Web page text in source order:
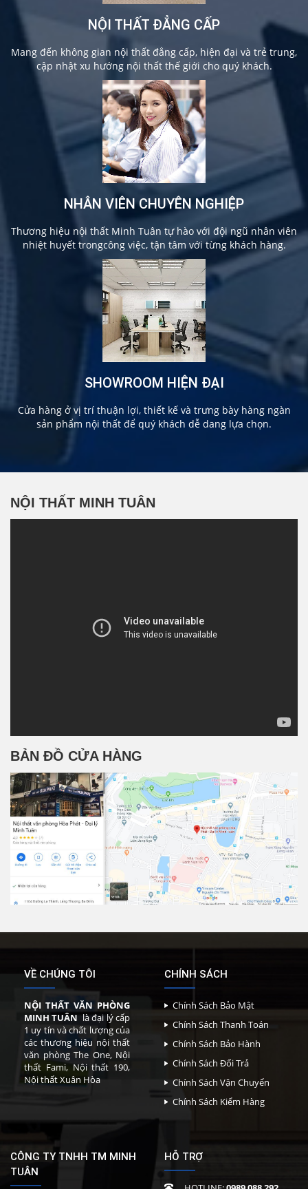
NỘI THẤT ĐẲNG CẤP
Mang đến không gian nội thất đẳng cấp, hiện đại và trẻ trung,
cập nhật xu hướng nội thất thế giới cho quý khách.
NHÂN VIÊN CHUYÊN NGHIỆP
Thương hiệu nội thất Minh Tuân tự hào với đội ngũ nhân viên
nhiệt huyết trongcông việc, tận tâm với từng khách hàng.
SHOWROOM HIỆN ĐẠI
Cửa hàng ở vị trí thuận lợi, thiết kế và trưng bày hàng ngàn
sản phẩm nội thất để quý khách dễ dang lựa chọn.
NỘI THẤT MINH TUÂN
BẢN ĐỒ CỬA HÀNG
VỀ CHÚNG TÔI
NỘI THẤT VĂN PHÒNG
MINH TUÂN là đại lý cấp
1 uy tín và chất lượng của
các thương hiệu nội thất
văn phòng The One, Nội
thất Fami, Nội thất 190,
Nội thất Xuân Hòa
CHÍNH SÁCH
Chính Sách Bảo Mật
Chính Sách Thanh Toán
Chính Sách Bảo Hành
Chính Sách Đổi Trả
Chính Sách Vận Chuyển
Chính Sách Kiểm Hàng
CÔNG TY TNHH TM MINH
TUÂN
HỖ TRỢ